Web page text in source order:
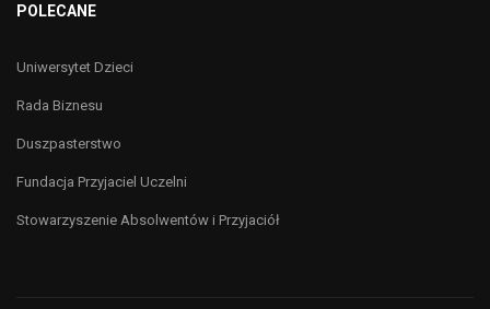
POLECANE
Uniwersytet Dzieci
Rada Biznesu
Duszpasterstwo
Fundacja Przyjaciel Uczelni
Stowarzyszenie Absolwentów i Przyjaciół